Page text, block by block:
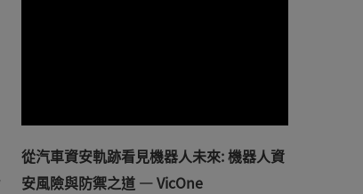
從汽車資安軌跡看見機器人未來: 機器人資
安風險與防禦之道 — VicOne